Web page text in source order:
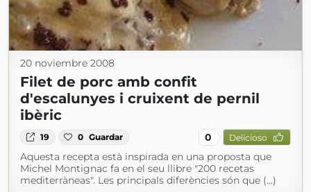
20 noviembre 2008
Filet de porc amb confit
d'escalunyes i cruixent de pernil
ibèric
19 0 Guardar 0 Delicioso
Aquesta recepta està inspirada en una proposta que
Michel Montignac fa en el seu llibre "200 recetas
mediterràneas". Les principals diferències són que (...)